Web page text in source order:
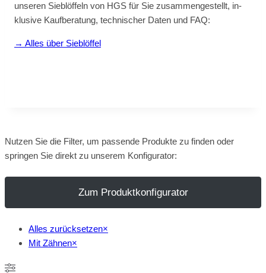
un­se­ren Sieb­löf­feln von HGS für Sie zu­sam­men­ge­stellt, in­
klu­si­ve Kauf­be­ra­tung, tech­ni­scher Da­ten und FAQ:
→ Al­les über Sieb­löf­fel
Nutzen Sie die Filter, um passende Produkte zu finden oder
springen Sie direkt zu unserem Konfigurator:
Zum Produktkonfigurator
Alles zurücksetzen×
Mit Zähnen×